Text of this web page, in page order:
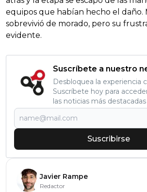
equipos que habían hecho el daño.
sobrevivió de morado, pero su
evidente.
Suscríbete a nuestro
Desbloquea la experiencia
Suscríbete hoy para
las noticias más destacadas
Suscribirse
Javier Rampe
Redactor